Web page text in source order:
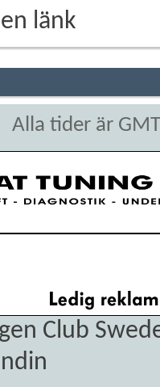
länk
Alla tider är
Club